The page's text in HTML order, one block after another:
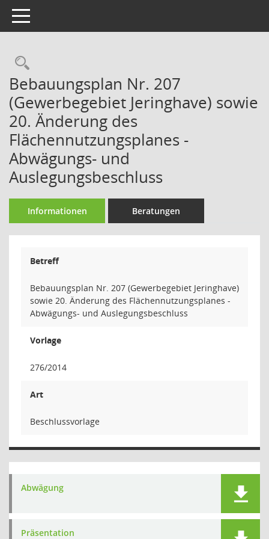
Toggle navigation
Rechercheauswahl
Bebauungsplan Nr. 207
(Gewerbegebiet Jeringhave) sowie
20. Änderung des
Flächennutzungsplanes -
Abwägungs- und
Auslegungsbeschluss
Informationen Beratungen
Betreff
Bebauungsplan Nr. 207 (Gewerbegebiet Jeringhave)
sowie 20. Änderung des Flächennutzungsplanes -
Abwägungs- und Auslegungsbeschluss
Vorlage
276/2014
Art
Beschlussvorlage
Abwägung
Präsentation